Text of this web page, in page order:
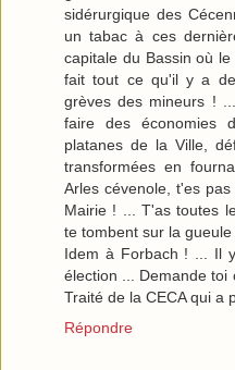
sidérurgique des
un tabac à ces
capitale du Bassin où
fait tout ce qu'il y a
grèves des mineurs !
faire des économies
platanes de la Ville,
transformées en
Arles cévenole, t'es
Mairie ! ... T'as toutes
te tombent sur la gueule
Idem à Forbach ! ... Il
élection ... Demande toi
Traité de la CECA qui a
Répondre